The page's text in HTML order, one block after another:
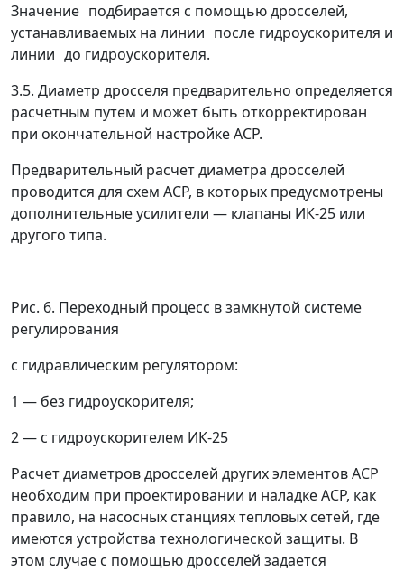
Значение подбирается с помощью дросселей,
устанавливаемых на линии после гидроускорителя и
линии до гидроускорителя.
3.5. Диаметр дросселя предварительно определяется
расчетным путем и может быть откорректирован
при окончательной настройке АСР.
Предварительный расчет диаметра дросселей
проводится для схем ACP, в которых предусмотрены
дополнительные усилители — клапаны ИК-25 или
другого типа.
Рис. 6. Переходный процесс в замкнутой системе
регулирования
с гидравлическим регулятором:
1 — без гидроускорителя;
2— с гидроускорителем ИК-25
Расчет диаметров дросселей других элементов АСР
необходим при проектировании и наладке АСР, как
правило, на насосных станциях тепловых сетей, где
имеются устройства технологической защиты. В
этом случае с помощью дросселей задается